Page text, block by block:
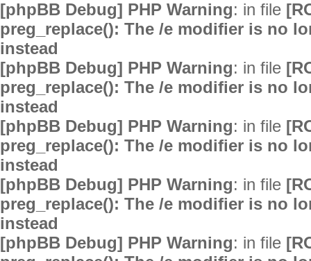
[phpBB Debug] PHP Warning: in file
preg_replace(): The /e modifier is no
instead
[phpBB Debug] PHP Warning: in file
preg_replace(): The /e modifier is no
instead
[phpBB Debug] PHP Warning: in file
preg_replace(): The /e modifier is no
instead
[phpBB Debug] PHP Warning: in file
preg_replace(): The /e modifier is no
instead
[phpBB Debug] PHP Warning: in file